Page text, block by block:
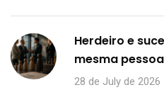
Herdeiro e
mesma pessoa
28 de July de 2026